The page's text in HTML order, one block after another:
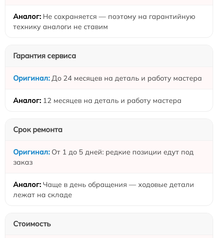
Не сохраняется — поэтому на гарантийную
технику аналоги не ставим
Гарантия сервиса
До 24 месяцев на деталь и работу мастера
12 месяцев на деталь и работу мастера
Срок ремонта
От 1 до 5 дней: редкие позиции едут под
заказ
Чаще в день обращения — ходовые детали
лежат на складе
Стоимость